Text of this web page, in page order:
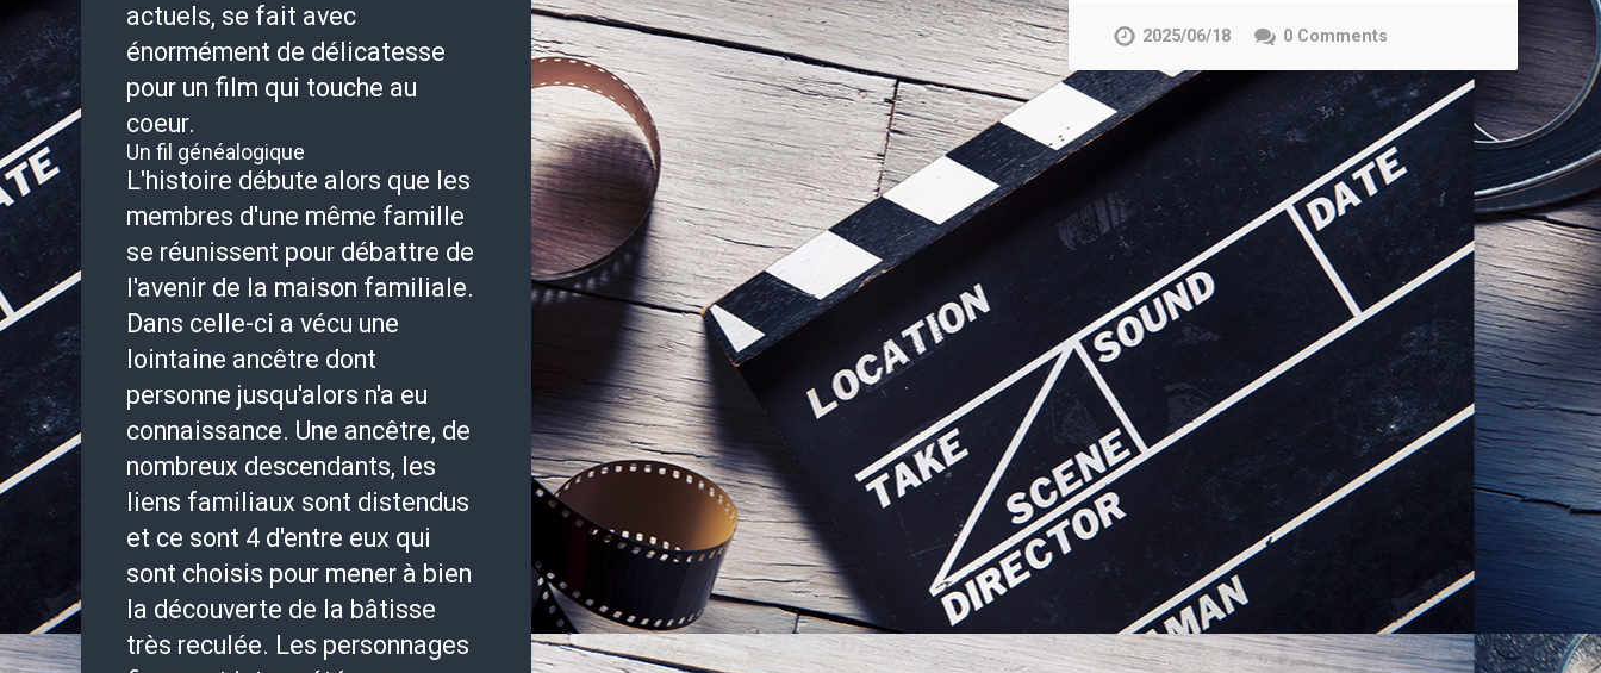
actuels, se fait avec
énormément de délicatesse
pour un film qui touche au
coeur.
Un fil généalogique
L'histoire débute alors que les
membres d'une même famille
se réunissent pour débattre de
l'avenir de la maison familiale.
Dans celle-ci a vécu une
lointaine ancêtre dont
personne jusqu'alors n'a eu
connaissance. Une ancêtre, de
nombreux descendants, les
liens familiaux sont distendus
et ce sont 4 d'entre eux qui
sont choisis pour mener à bien
la découverte de la bâtisse
très reculée. Les personnages
2025/06/18 0 Comments